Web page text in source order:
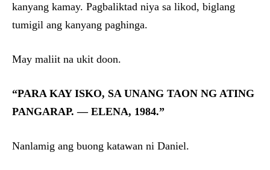
kanyang kamay. Pagbaliktad niya sa likod, biglang
tumigil ang kanyang paghinga.
May maliit na ukit doon.
“PARA KAY ISKO, SA UNANG TAON NG ATING
PANGARAP. — ELENA, 1984.”
Nanlamig ang buong katawan ni Daniel.